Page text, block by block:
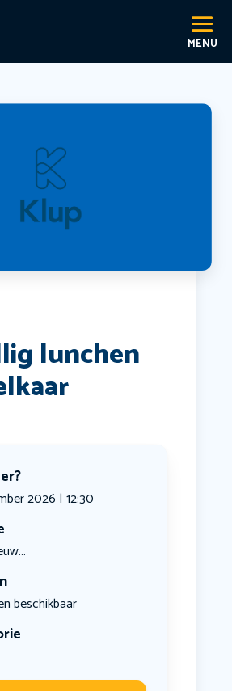
lunchen
2026 | 12:30
beschikbaar